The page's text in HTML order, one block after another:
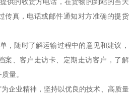
传真，电话或邮件通知对方准确的提货
，随时了解运输过程中的意见和建议，
案、客户走访卡、定期走访客户，了解
量。
企业精神，坚持以优良的技术、高质量